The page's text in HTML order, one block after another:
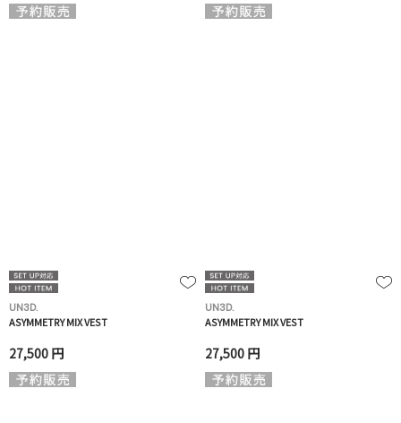
UN3D.
ASYMMETRY MIX VEST
27,500 円
UN3D.
ASYMMETRY MIX VEST
27,500 円